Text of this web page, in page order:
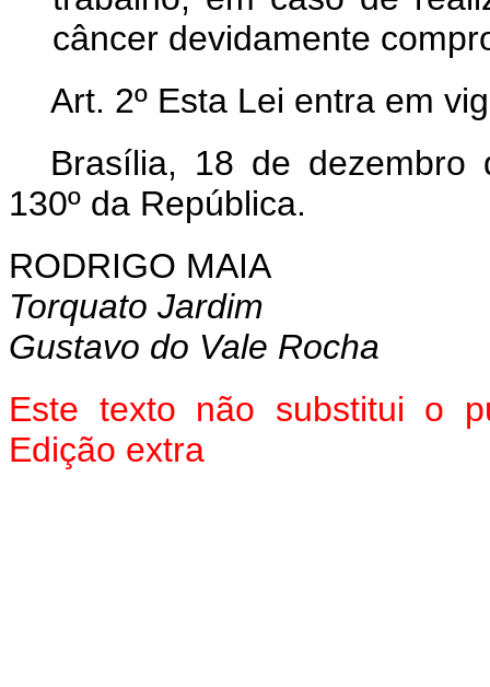
câncer devidamente
Art. 2º Esta Lei entra em
Brasília, 18 de dezembro
130º da República.
RODRIGO MAIA
Torquato Jardim
Gustavo do Vale Rocha
Este texto não substitui o
Edição extra